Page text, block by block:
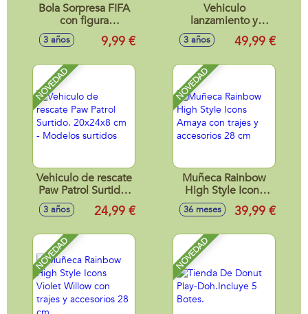
Bola Sorpresa FIFA
con figura
futbolista,
colecc¡onables
3 años 9,99 €
Vehiculo
lanzamiento y
rescate Paw Patrol
con luces y sonidos
3 años 49,99 €
NOVEDAD
Vehiculo de rescate
Paw Patrol Surtido.
20x24x8 cm -
Modelos surtidos
3 años 24,99 €
NOVEDAD
Muñeca Rainbow
High Style Icons
Amaya con trajes y
accesorios 28 cm
36 meses 39,99 €
NOVEDAD NOVEDAD